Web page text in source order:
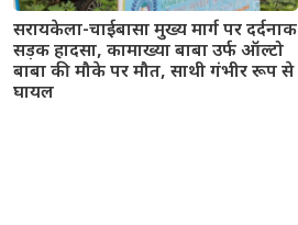
सरायकेला-चाईबासा मुख्य मार्ग पर दर्दनाक
सड़क हादसा, कामाख्या बाबा उर्फ ऑल्टो
बाबा की मौके पर मौत, साथी गंभीर रूप से
घायल